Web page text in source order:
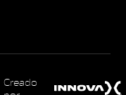
Creado